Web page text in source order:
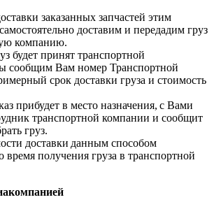
заказанных запчастей этим
доставим и передадим груз
компанию.
будет принят транспортной
сообщим Вам номер Транспортной
срок доставки груза и стоимость
прибудет в место назначения, с Вами
транспортной компании и сообщит
груз.
доставки данным способом
время получения груза в транспортной